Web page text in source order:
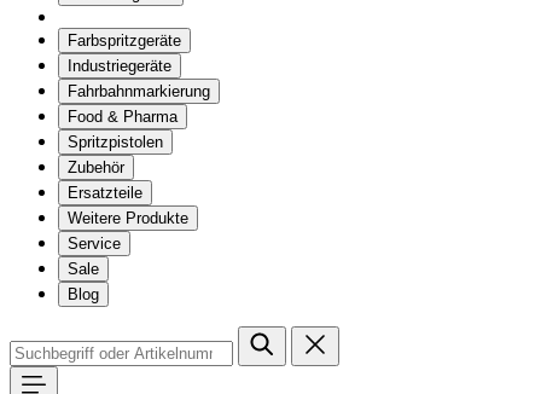
Farbspritzgeräte
Industriegeräte
Fahrbahnmarkierung
Food & Pharma
Spritzpistolen
Zubehör
Ersatzteile
Weitere Produkte
Service
Sale
Blog